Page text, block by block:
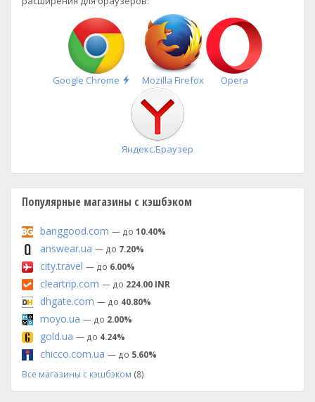
Google Chrome
Быстрая
установка
Mozilla Firefox Opera
Яндекс.Браузер
Популярные магазины с кэшбэком
banggood.com — до 10.40%
answear.ua — до 7.20%
city.travel — до 6.00%
cleartrip.com — до 224.00 INR
dhgate.com — до 40.80%
moyo.ua — до 2.00%
gold.ua — до 4.24%
chicco.com.ua — до 5.60%
Все магазины с кэшбэком (8)